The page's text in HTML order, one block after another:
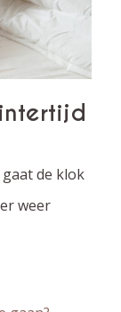
de klok
weer